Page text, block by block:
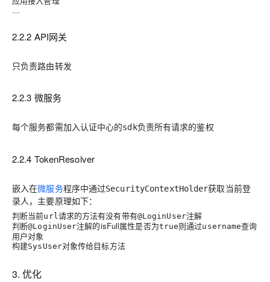
…
2.2.2 API网关
只负责路由转发
2.2.3 微服务
每个服务都需加入认证中心的sdk负责所有请求的鉴权
2.2.4 TokenResolver
嵌入在微服务程序中通过SecurityContextHolder获取当前登
录人，主要原理如下：
判断当前url请求的方法有没有带有@LoginUser注解
判断@LoginUser注解的isFull属性是否为true则通过username查询
用户对象
构建SysUser对象传给目标方法
3. 优化